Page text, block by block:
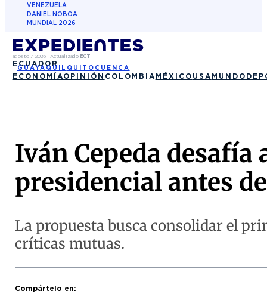
VENEZUELA
DANIEL NOBOA
MUNDIAL 2026
agosto 7, 2026| Actualizado ECT
ECUADOR
GUAYAQUIL QUITO CUENCA
ECONOMÍAOPINIÓN COLOMBIA MÉXICO USA MUNDO
Iván Cepeda desafía
presidencial antes
La propuesta busca consolidar el
críticas mutuas.
Compártelo en: